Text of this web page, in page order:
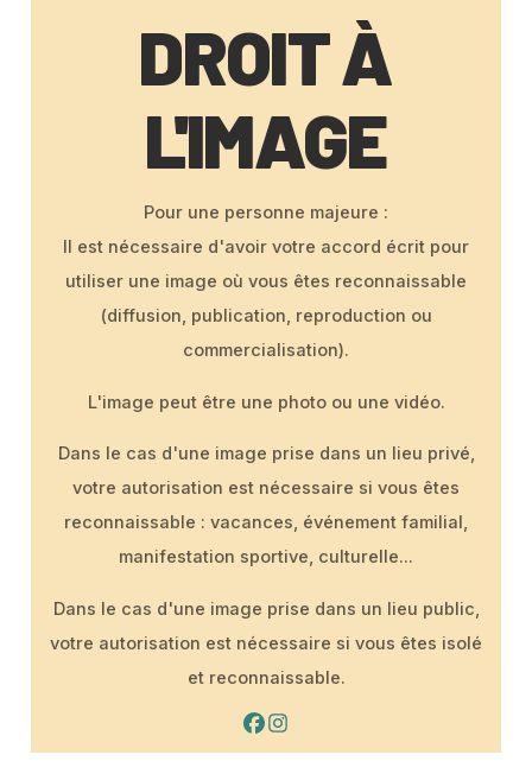
DROIT À
L'IMAGE
Pour une personne majeure :
Il est nécessaire d'avoir votre accord écrit pour
utiliser une image où vous êtes reconnaissable
(diffusion, publication, reproduction ou
commercialisation).
L'image peut être une photo ou une vidéo.
Dans le cas d'une image prise dans un lieu privé,
votre autorisation est nécessaire si vous êtes
reconnaissable : vacances, événement familial,
manifestation sportive, culturelle…
Dans le cas d'une image prise dans un lieu public,
votre autorisation est nécessaire si vous êtes isolé
et reconnaissable.